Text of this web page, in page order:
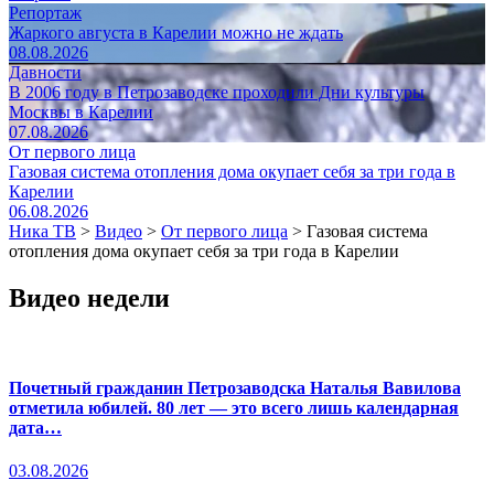
Репортаж
Жаркого августа в Карелии можно не ждать
08.08.2026
Давности
В 2006 году в Петрозаводске проходили Дни культуры
Москвы в Карелии
07.08.2026
От первого лица
Газовая система отопления дома окупает себя за три года в
Карелии
06.08.2026
Ника ТВ > Видео > От первого лица > Газовая система
отопления дома окупает себя за три года в Карелии
Видео недели
Почетный гражданин Петрозаводска Наталья Вавилова
отметила юбилей. 80 лет — это всего лишь календарная
дата…
03.08.2026